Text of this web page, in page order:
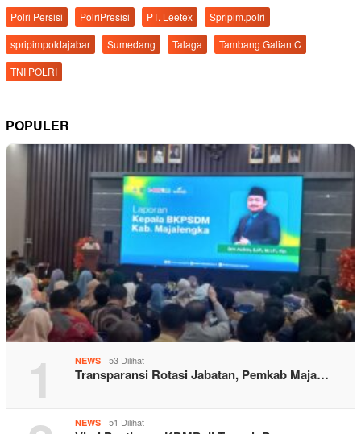
Polri Persisi
PolriPresisi PT. Leetex
Spripim.polri
spripimpoldajabar
Sumedang Talaga
Tambang Galian C
TNI POLRI
POPULER
1 NEWS 53 Dilihat
Transparansi Rotasi Jabatan, Pemkab Maja…
NEWS 51 Dilihat